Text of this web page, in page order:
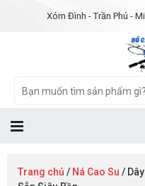
Xóm Đình - Trần Phú -
Trang chủ / Ná Cao Su /